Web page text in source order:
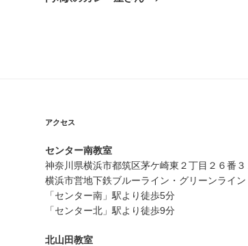
アクセス
センター南教室
神奈川県横浜市都筑区茅ケ崎東２丁目２６番３
横浜市営地下鉄ブルーライン・グリーンライン
「センター南」駅より徒歩5分
「センター北」駅より徒歩9分
北山田教室